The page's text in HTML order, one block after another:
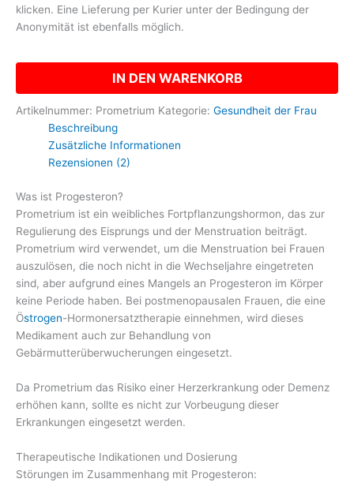
klicken. Eine Lieferung per Kurier unter der Bedingung der
Anonymität ist ebenfalls möglich.
IN DEN WARENKORB
Artikelnummer: Prometrium Kategorie: Gesundheit der Frau
Beschreibung
Zusätzliche Informationen
Rezensionen (2)
Was ist Progesteron?
Prometrium ist ein weibliches Fortpflanzungshormon, das zur
Regulierung des Eisprungs und der Menstruation beiträgt.
Prometrium wird verwendet, um die Menstruation bei Frauen
auszulösen, die noch nicht in die Wechseljahre eingetreten
sind, aber aufgrund eines Mangels an Progesteron im Körper
keine Periode haben. Bei postmenopausalen Frauen, die eine
Östrogen-Hormonersatztherapie einnehmen, wird dieses
Medikament auch zur Behandlung von
Gebärmutterüberwucherungen eingesetzt.
Da Prometrium das Risiko einer Herzerkrankung oder Demenz
erhöhen kann, sollte es nicht zur Vorbeugung dieser
Erkrankungen eingesetzt werden.
Therapeutische Indikationen und Dosierung
Störungen im Zusammenhang mit Progesteron: